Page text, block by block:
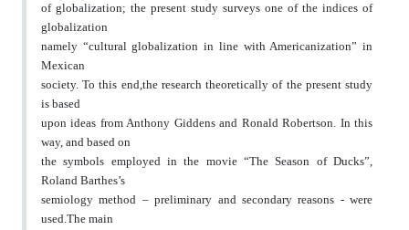
of globalization; the present study surveys one of the indices of
globalization
namely “cultural globalization in line with Americanization” in
Mexican
society. To this end,the research theoretically of the present study
is based
upon ideas from Anthony Giddens and Ronald Robertson. In this
way, and based on
the symbols employed in the movie “The Season of Ducks”,
Roland Barthes’s
semiology method – preliminary and secondary reasons - were
used.The main